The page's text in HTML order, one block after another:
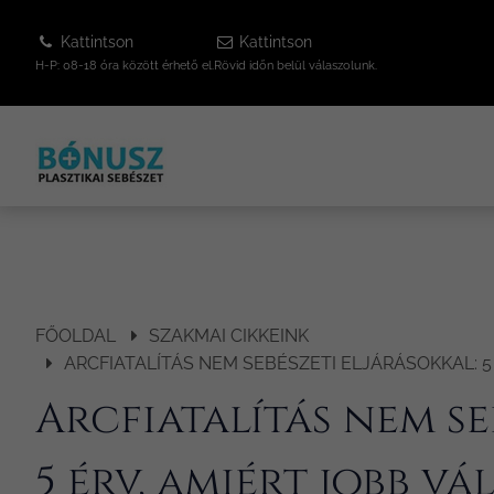
Kattintson
H-P: 08-18 óra között érhető el.
Kattintson
Rövid időn belül válaszolunk.
FŐOLDAL
SZAKMAI CIKKEINK
ARCFIATALÍTÁS NEM SEBÉSZETI ELJÁRÁSOKKAL:
Arcfiatalítás nem
5 érv, amiért jobb